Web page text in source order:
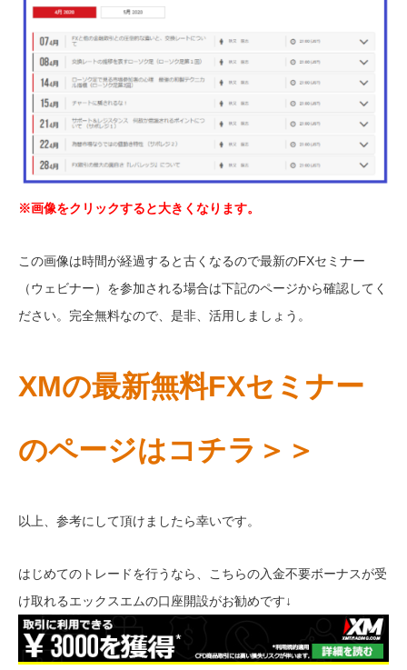
※画像をクリックすると大きくなります。
この画像は時間が経過すると古くなるので最新のFXセミナー
（ウェビナー）を参加される場合は下記のページから確認してく
ださい。完全無料なので、是非、活用しましょう。
XMの最新無料FXセミナー
のページはコチラ＞＞
以上、参考にして頂けましたら幸いです。
はじめてのトレードを行うなら、こちらの入金不要ボーナスが受
け取れるエックスエムの口座開設がお勧めです↓